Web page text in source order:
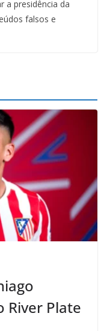
a presidência da
falsos e
River Plate